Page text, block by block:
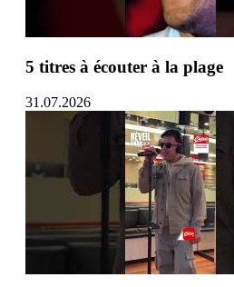
5 titres à écouter à la plage
31.07.2026